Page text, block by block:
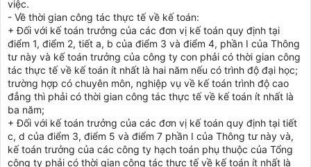
việc.
- Về thời gian công tác thực tế về kế toán:
+ Đối với kế toán trưởng của các đơn vị kế toán quy định tại
điểm 1, điểm 2, tiết a, b của điểm 3 và điểm 4, phần I của Thông
tư này và kế toán trưởng của công ty con phải có thời gian công
tác thực tế về kế toán ít nhất là hai năm nếu có trình độ đại học;
trường hợp có chuyên môn, nghiệp vụ về kế toán trình độ cao
đẳng thì phải có thời gian công tác thực tế về kế toán ít nhất là
ba năm;
+ Đối với kế toán trưởng của các đơn vị kế toán quy định tại tiết
c, d của điểm 3, điểm 5 và điểm 7 phần I của Thông tư này và,
kế toán trưởng của các công ty hạch toán phụ thuộc của Tổng
công ty phải có thời gian công tác thực tế về kế toán ít nhất là